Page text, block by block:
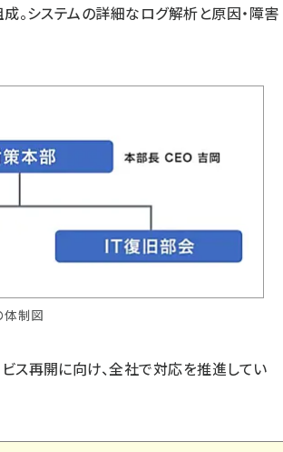
。システムの詳細なログ解析と原因・障害
体制図
ス再開に向け、全社で対応を推進してい